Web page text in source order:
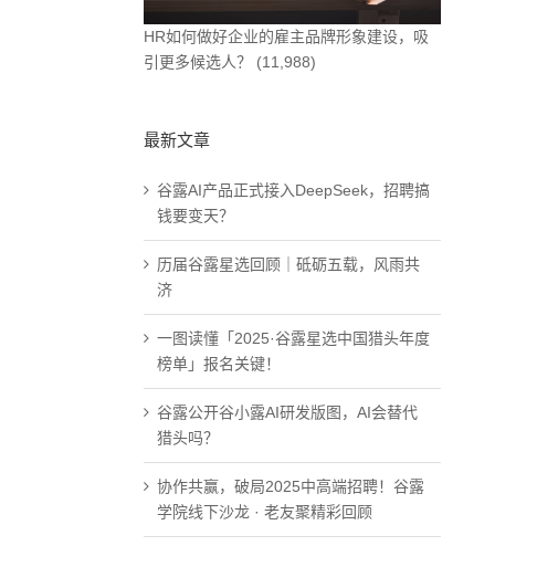
HR如何做好企业的雇主品牌形象建设，吸
引更多候选人？
(11,988)
最新文章
谷露AI产品正式接入DeepSeek，招聘搞
钱要变天？
历届谷露星选回顾｜砥砺五载，风雨共
济
一图读懂「2025·谷露星选中国猎头年度
榜单」报名关键！
谷露公开谷小露AI研发版图，AI会替代
猎头吗？
协作共赢，破局2025中高端招聘！谷露
学院线下沙龙 · 老友聚精彩回顾